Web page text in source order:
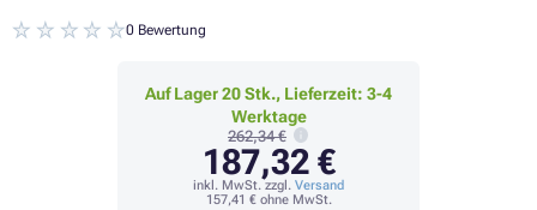
0 Bewertung
Auf Lager 20 Stk., Lieferzeit: 3-4
Werktage
262,34 €
187,32 €
inkl. MwSt. zzgl. Versand
157,41 €ohne MwSt.